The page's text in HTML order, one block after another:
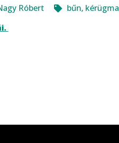
Róbert bűn, kérügma